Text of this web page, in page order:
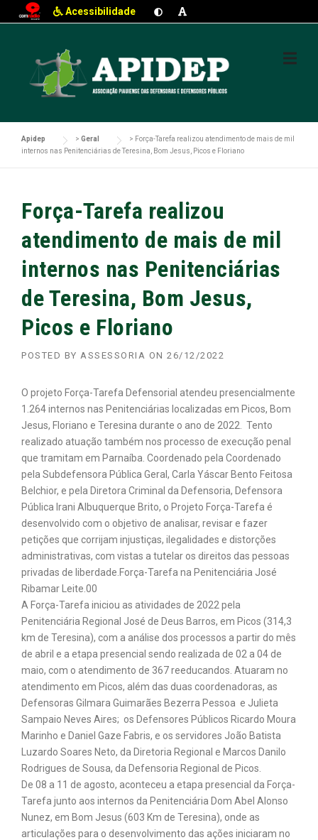
Acessibilidade
Apidep > Geral > Força-Tarefa realizou atendimento de mais de mil
internos nas Penitenciárias de Teresina, Bom Jesus, Picos e Floriano
Força-Tarefa realizou
atendimento de mais de mil
internos nas Penitenciárias
de Teresina, Bom Jesus,
Picos e Floriano
POSTED BY ASSESSORIA ON 26/12/2022
O projeto Força-Tarefa Defensorial atendeu presencialmente
1.264 internos nas Penitenciárias localizadas em Picos, Bom
Jesus, Floriano e Teresina durante o ano de 2022. Tento
realizado atuação também nos processo de execução penal
que tramitam em Parnaíba. Coordenado pela Coordenado
pela Subdefensora Pública Geral, Carla Yáscar Bento Feitosa
Belchior, e pela Diretora Criminal da Defensoria, Defensora
Pública Irani Albuquerque Brito, o Projeto Força-Tarefa é
desenvolvido com o objetivo de analisar, revisar e fazer
petições que corrijam injustiças, ilegalidades e distorções
administrativas, com vistas a tutelar os direitos das pessoas
privadas de liberdade.Força-Tarefa na Penitenciária José
Ribamar Leite.00
A Força-Tarefa iniciou as atividades de 2022 pela
Penitenciária Regional José de Deus Barros, em Picos (314,3
km de Teresina), com a análise dos processos a partir do mês
de abril e a etapa presencial sendo realizada de 02 a 04 de
maio, com o atendimento de 367 reeducandos. Atuaram no
atendimento em Picos, além das duas coordenadoras, as
Defensoras Gilmara Guimarães Bezerra Pessoa e Julieta
Sampaio Neves Aires; os Defensores Públicos Ricardo Moura
Marinho e Daniel Gaze Fabris, e os servidores João Batista
Luzardo Soares Neto, da Diretoria Regional e Marcos Danilo
Rodrigues de Sousa, da Defensoria Regional de Picos.
De 08 a 11 de agosto, aconteceu a etapa presencial da Força-
Tarefa junto aos internos da Penitenciária Dom Abel Alonso
Nunez, em Bom Jesus (603 Km de Teresina), onde as
articulações para o desenvolvimento das ações iniciaram no